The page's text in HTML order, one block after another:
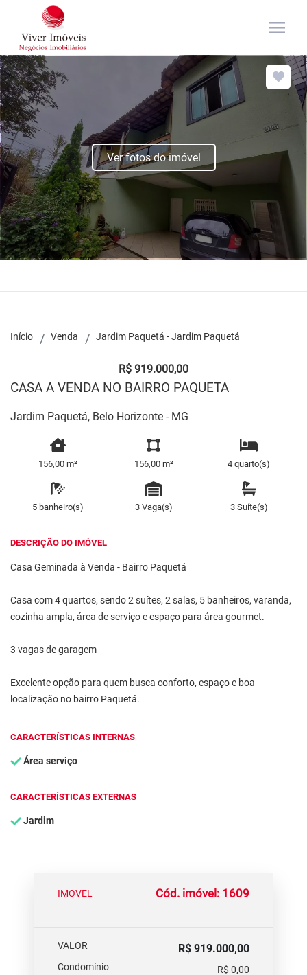
menu
Ver fotos do imóvel
Início Venda Jardim Paquetá - Jardim Paquetá
R$ 919.000,00
CASA A VENDA NO BAIRRO PAQUETA
Jardim Paquetá, Belo Horizonte - MG
156,00 m² 156,00 m² 4 quarto(s)
5 banheiro(s) 3 Vaga(s) 3 Suíte(s)
DESCRIÇÃO DO IMÓVEL
Casa Geminada à Venda - Bairro Paquetá
Casa com 4 quartos, sendo 2 suítes, 2 salas, 5 banheiros, varanda,
cozinha ampla, área de serviço e espaço para área gourmet.
3 vagas de garagem
Excelente opção para quem busca conforto, espaço e boa
localização no bairro Paquetá.
CARACTERÍSTICAS INTERNAS
Área serviço
CARACTERÍSTICAS EXTERNAS
Jardim
IMOVEL Cód. imóvel: 1609
VALOR R$ 919.000,00
Condomínio
R$ 0,00